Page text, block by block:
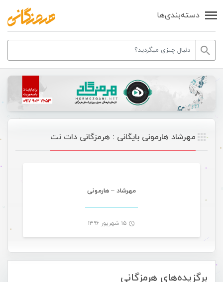
دسته‌بندی‌ها
برگزیده‌های هرمزگانی
مهرشاد هارمونی بایگانی : هرمزگانی دات نت
مهرشاد – هارمونی
۱۵ شهریور ۱۳۹۶